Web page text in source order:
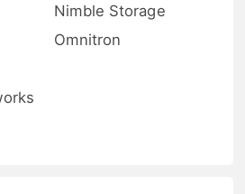
Nimble Storage
Omnitron